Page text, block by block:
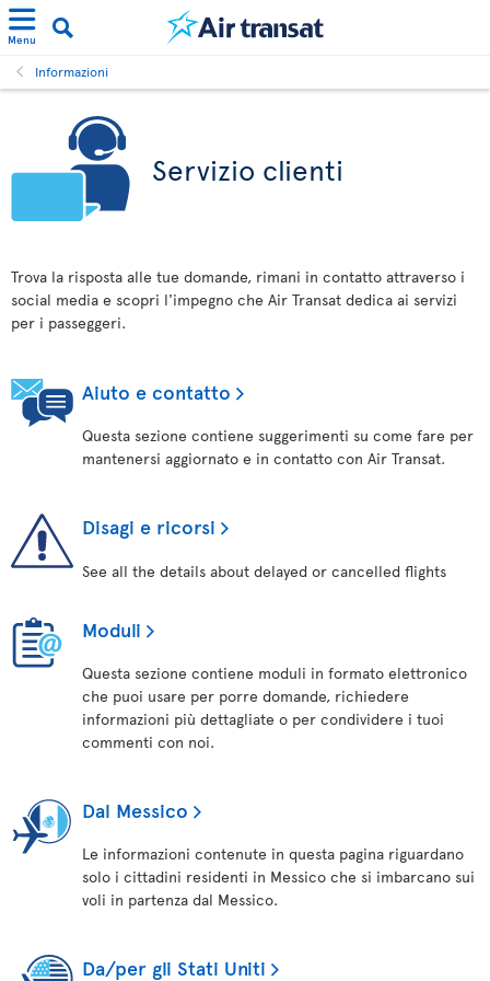
Menu
Informazioni
Servizio clienti
Trova la risposta alle tue domande, rimani in contatto attraverso i
social media e scopri l'impegno che Air Transat dedica ai servizi
per i passeggeri.
Aiuto e contatto
Questa sezione contiene suggerimenti su come fare per
mantenersi aggiornato e in contatto con Air Transat.
Disagi e ricorsi
See all the details about delayed or cancelled flights
Moduli
Questa sezione contiene moduli in formato elettronico
che puoi usare per porre domande, richiedere
informazioni più dettagliate o per condividere i tuoi
commenti con noi.
Dal Messico
Le informazioni contenute in questa pagina riguardano
solo i cittadini residenti in Messico che si imbarcano sui
voli in partenza dal Messico.
Da/per gli Stati Uniti